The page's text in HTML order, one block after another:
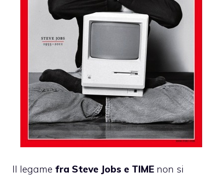
Il legame fra Steve Jobs e TIME non si